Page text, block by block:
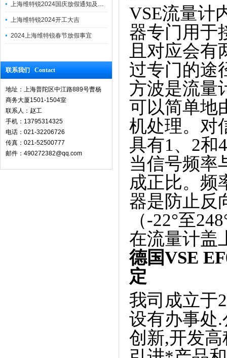
上海维特锐2024国庆放假通知及调休安排
上海维特锐2024开工大吉
2024上海维特锐春节放假事宜
联系我们 Contact
地址：上海普陀区中江路889号曹杨
商务大厦1501-1504室
联系人：赵工
手机：13795314325
电话：021-32206726
传真：021-52500777
邮件：490272382@qq.com
VSE流量计
器专门用于
且对应会有
过专门的途
方波是流量
可以简单地
机处理。对
具有1、2和
当信号频率
成正比。频
器是防止反
（-22°至
在流量计盖
德国VSE
定
我司成立于
设有办事处
创新,开发